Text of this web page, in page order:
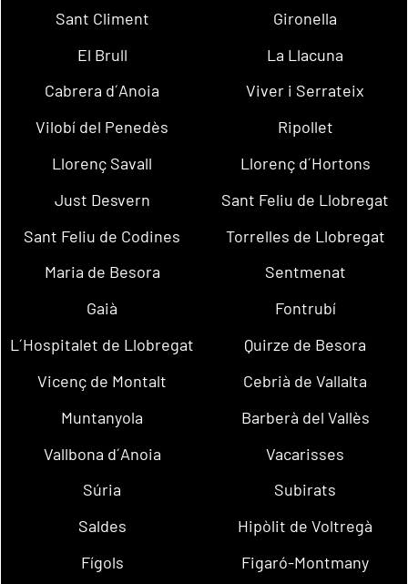
Sant Climent
Gironella
El Brull
La Llacuna
Cabrera d´Anoia
Viver i Serrateix
Vilobí del Penedès
Ripollet
Llorenç Savall
Llorenç d´Hortons
Just Desvern
Sant Feliu de Llobregat
Sant Feliu de Codines
Torrelles de Llobregat
Maria de Besora
Sentmenat
Gaià
Fontrubí
L´Hospitalet de Llobregat
Quirze de Besora
Vicenç de Montalt
Cebrià de Vallalta
Muntanyola
Barberà del Vallès
Vallbona d´Anoia
Vacarisses
Súria
Subirats
Saldes
Hipòlit de Voltregà
Fígols
Figaró-Montmany